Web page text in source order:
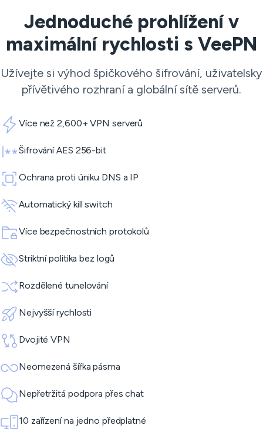
Jednoduché prohlížení v
maximální rychlosti s VeePN
Užívejte si výhod špičkového šifrování, uživatelsky
přívětivého rozhraní a globální sítě serverů.
Více než 2,600+ VPN serverů
Šifrování AES 256-bit
Ochrana proti úniku DNS a IP
Automatický kill switch
Více bezpečnostních protokolů
Striktní politika bez logů
Rozdělené tunelování
Nejvyšší rychlosti
Dvojité VPN
Neomezená šířka pásma
Nepřetržitá podpora přes chat
10 zařízení na jedno předplatné